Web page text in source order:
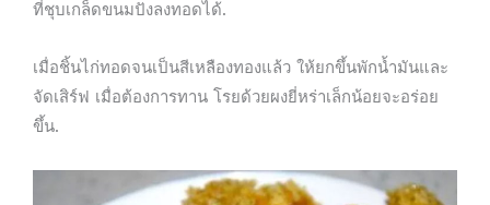
ที่ชุบเกล็ดขนมปังลงทอดได้.
เมื่อชิ้นไก่ทอดจนเป็นสีเหลืองทองแล้ว ให้ยกขึ้นพักน้ำมันและ
จัดเสิร์ฟ เมื่อต้องการทาน โรยด้วยผงยี่หร่าเล็กน้อยจะอร่อย
ขึ้น.